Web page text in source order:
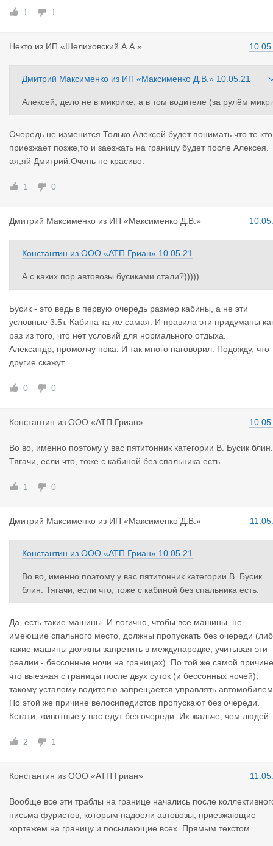
1 1
Некто из ИП «Шелиховский А.А.»
Дмитрий Максименко из ИП «Максименко Д.В.» 10.05.21
Алексей, дело не в микрике, а в том водителе (за рулём
на фуру. Общее количество водителей не изменится.
Очередь не изменится.Только Алексей будет понимать что те кто
приезжает позже,то и заезжать на границу будет после Алексея.
ая,яй Дмитрий.Очень не красиво.
1 0
Дмитрий Максименко из ИП «Максименко Д.В.»
Константин из ООО «АТП Гриан» 10.05.21
А с каких пор автовозы бусиками стали?)))))
Бусик - это ведь в первую очередь размер кабины, а не эти
условные 3.5т. Кабина та же самая. И правила эти придуманы
раз из того, что нет условий для нормального отдыха.
Александр, промолчу пока. И так много наговорил. Подожду, что
другие скажут...
0 0
Константин из ООО «АТП Гриан»
Во во, именно поэтому у вас пятитонник категории В. Бусик блин.
Тягачи, если что, тоже с кабиной без спальника есть.
1 0
Дмитрий Максименко из ИП «Максименко Д.В.»
Константин из ООО «АТП Гриан» 10.05.21
Во во, именно поэтому у вас пятитонник категории В. Бусик
блин. Тягачи, если что, тоже с кабиной без спальника есть.
Да, есть такие машины. И логично, чтобы все машины, не
имеющие спального место, должны пропускать без очереди
такие машины должны запретить в международке, учитывая эти
реалии - бессонные ночи на границах). По той же самой
что выезжая с границы после двух суток (и бессонных ночей),
такому усталому водителю запрещается управлять
По этой же причине велосипедистов пропускают без очереди.
Кстати, животные у нас едут без очереди. Их жальче, чем
2 1
Константин из ООО «АТП Гриан»
Вообще все эти траблы на границе начались после
письма фуристов, которым надоели автовозы, приезжающие
кортежем на границу и посылающие всех. Прямым текстом.